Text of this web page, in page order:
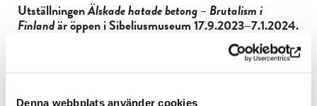
Denna webbplats använder cookies
UtställningenÄlskade hatade betong – Brutalism i
Finlandär öppen i Sibeliusmuseum17.9.2023–7.1.2024.
Bekanta dig med bokprojektet Brutalismi Suomessa.